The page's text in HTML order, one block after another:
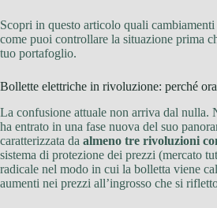
Scopri in questo articolo quali
come puoi controllare la situazione prima
tuo portafoglio.
Bollette elettriche in rivoluzione: perché
La confusione attuale non arriva dal nulla.
ha entrato in una fase nuova del suo
caratterizzata da almeno tre rivoluzioni
sistema di protezione dei prezzi (mercato
radicale nel modo in cui la bolletta viene
aumenti nei prezzi all’ingrosso che si